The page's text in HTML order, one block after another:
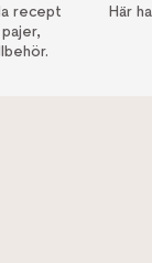
recept
Här